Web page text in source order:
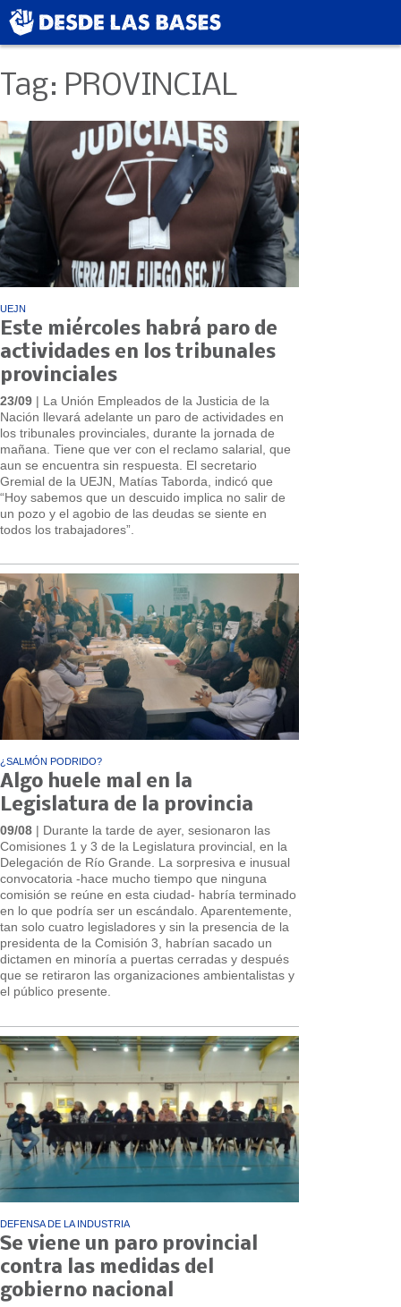
Tag: PROVINCIAL
UEJN
Este miércoles habrá paro de
actividades en los tribunales
provinciales
23/09 | La Unión Empleados de la Justicia de la
Nación llevará adelante un paro de actividades en
los tribunales provinciales, durante la jornada de
mañana. Tiene que ver con el reclamo salarial, que
aun se encuentra sin respuesta. El secretario
Gremial de la UEJN, Matías Taborda, indicó que
“Hoy sabemos que un descuido implica no salir de
un pozo y el agobio de las deudas se siente en
todos los trabajadores”.
¿SALMÓN PODRIDO?
Algo huele mal en la
Legislatura de la provincia
09/08 | Durante la tarde de ayer, sesionaron las
Comisiones 1 y 3 de la Legislatura provincial, en la
Delegación de Río Grande. La sorpresiva e inusual
convocatoria -hace mucho tiempo que ninguna
comisión se reúne en esta ciudad- habría terminado
en lo que podría ser un escándalo. Aparentemente,
tan solo cuatro legisladores y sin la presencia de la
presidenta de la Comisión 3, habrían sacado un
dictamen en minoría a puertas cerradas y después
que se retiraron las organizaciones ambientalistas y
el público presente.
DEFENSA DE LA INDUSTRIA
Se viene un paro provincial
contra las medidas del
gobierno nacional